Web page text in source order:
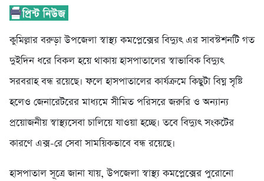
কুমিল্লার বরুড়া উপজেলা স্বাস্থ্য কমপ্লেক্সের বিদ্যুৎ এর সাবস্টশনটি গত
দুইদিন ধরে বিকল হয়ে থাকায় হাসপাতালের স্বাভাবিক বিদ্যুৎ
সরবরাহ বন্ধ রয়েছে। ফলে হাসপাতালের কার্যক্রমে কিছুটা বিঘ্ন সৃষ্টি
হলেও জেনারেটরের মাধ্যমে সীমিত পরিসরে জরুরি ও অন্যান্য
প্রয়োজনীয় স্বাস্থ্যসেবা চালিয়ে যাওয়া হচ্ছে। তবে বিদ্যুৎ সংকটের
কারণে এক্স-রে সেবা সাময়িকভাবে বন্ধ রয়েছে।
হাসপাতাল সূত্রে জানা যায়, উপজেলা স্বাস্থ্য কমপ্লেক্সের পুরোনো